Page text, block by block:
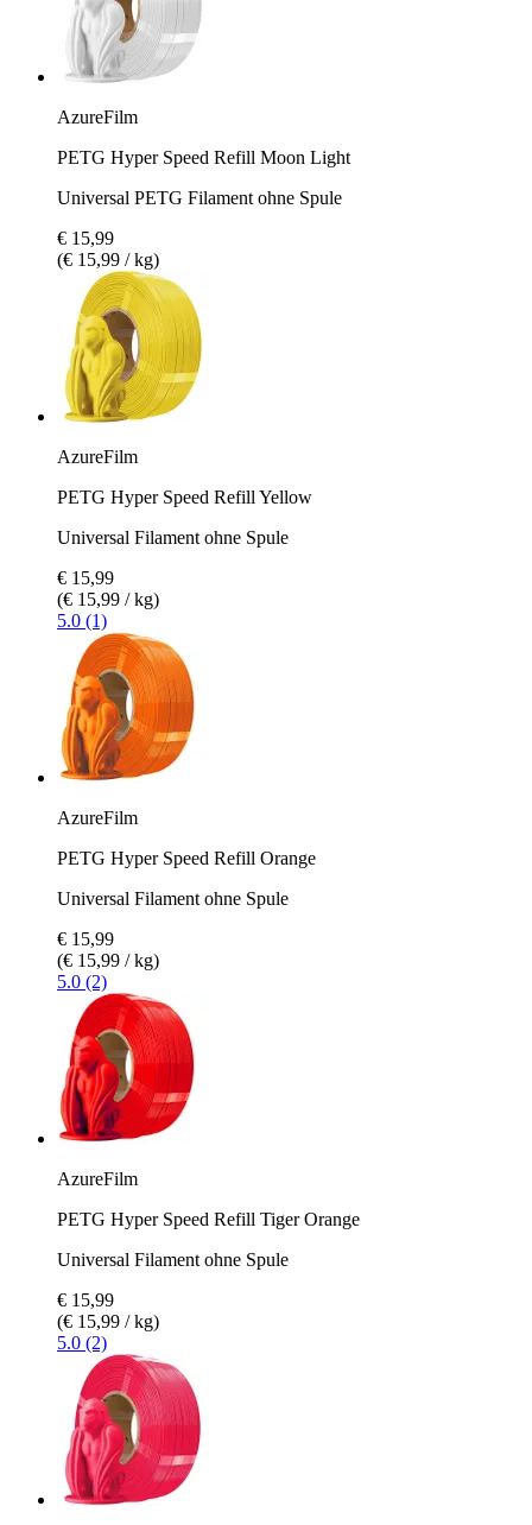
AzureFilm
PETG Hyper Speed Refill Moon Light
Universal PETG Filament ohne Spule
€ 15,99
(€ 15,99 / kg)
AzureFilm
PETG Hyper Speed Refill Yellow
Universal Filament ohne Spule
€ 15,99
(€ 15,99 / kg)
5.0 (1)
AzureFilm
PETG Hyper Speed Refill Orange
Universal Filament ohne Spule
€ 15,99
(€ 15,99 / kg)
5.0 (2)
AzureFilm
PETG Hyper Speed Refill Tiger Orange
Universal Filament ohne Spule
€ 15,99
(€ 15,99 / kg)
5.0 (2)